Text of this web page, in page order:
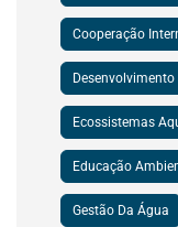
Cooperação
Desenvolvimento
Ecossistemas
Educação
Gestão Da Água